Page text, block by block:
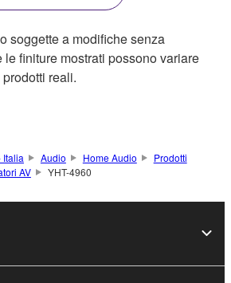
soggette a modifiche senza
le finiture mostrati possono variare
reali.
Italia Audio Home Audio
Prodotti
AV
YHT-4960